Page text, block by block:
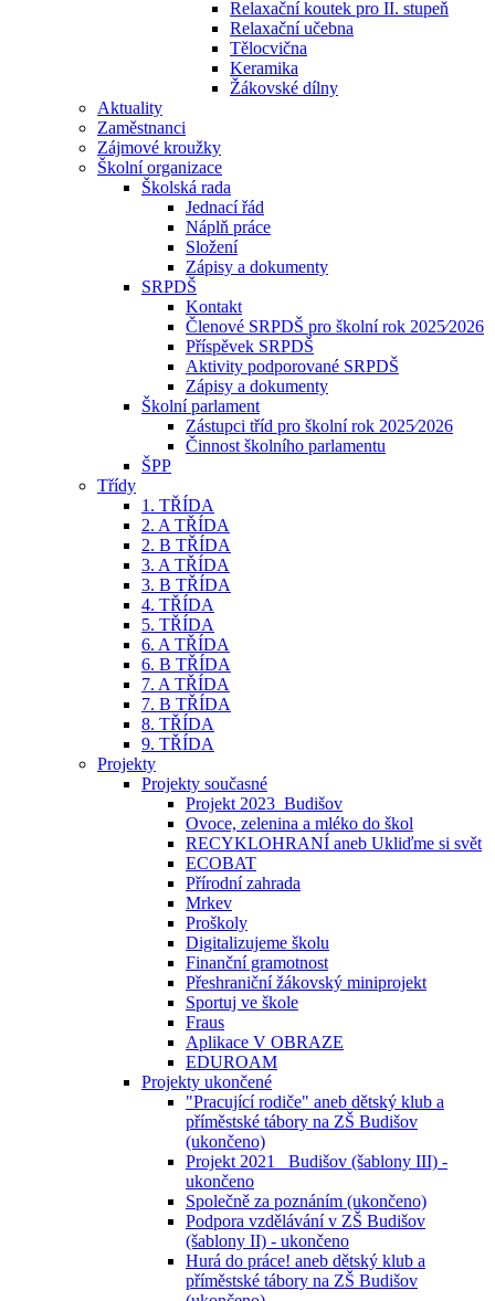
Relaxační koutek pro II. stupeň
Relaxační učebna
Tělocvična
Keramika
Žákovské dílny
Aktuality
Zaměstnanci
Zájmové kroužky
Školní organizace
Školská rada
Jednací řád
Náplň práce
Složení
Zápisy a dokumenty
SRPDŠ
Kontakt
Členové SRPDŠ pro školní rok 2025⁄2026
Příspěvek SRPDŠ
Aktivity podporované SRPDŠ
Zápisy a dokumenty
Školní parlament
Zástupci tříd pro školní rok 2025⁄2026
Činnost školního parlamentu
ŠPP
Třídy
1. TŘÍDA
2. A TŘÍDA
2. B TŘÍDA
3. A TŘÍDA
3. B TŘÍDA
4. TŘÍDA
5. TŘÍDA
6. A TŘÍDA
6. B TŘÍDA
7. A TŘÍDA
7. B TŘÍDA
8. TŘÍDA
9. TŘÍDA
Projekty
Projekty současné
Projekt 2023_Budišov
Ovoce, zelenina a mléko do škol
RECYKLOHRANÍ aneb Ukliďme si svět
ECOBAT
Přírodní zahrada
Mrkev
Proškoly
Digitalizujeme školu
Finanční gramotnost
Přeshraniční žákovský miniprojekt
Sportuj ve škole
Fraus
Aplikace V OBRAZE
EDUROAM
Projekty ukončené
"Pracující rodiče" aneb dětský klub a
příměstské tábory na ZŠ Budišov
(ukončeno)
Projekt 2021_ Budišov (šablony III) -
ukončeno
Společně za poznáním (ukončeno)
Podpora vzdělávání v ZŠ Budišov
(šablony II) - ukončeno
Hurá do práce! aneb dětský klub a
příměstské tábory na ZŠ Budišov